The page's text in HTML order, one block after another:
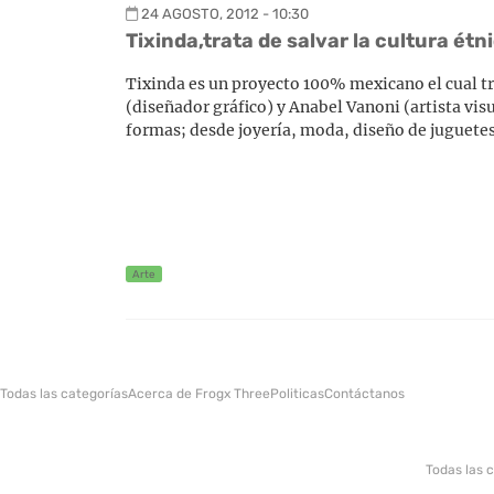
24 AGOSTO, 2012 - 10:30
Tixinda,trata de salvar la cultura
Tixinda es un proyecto 100% mexicano el cual
(diseñador gráfico) y Anabel Vanoni (artista
formas; desde joyería, moda, diseño de
Arte
Todas las categoríasAcerca de Frogx ThreePoliticasContáctanos
Todas las